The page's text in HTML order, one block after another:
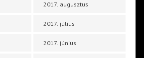
2017. augusztus
2017. július
2017. június